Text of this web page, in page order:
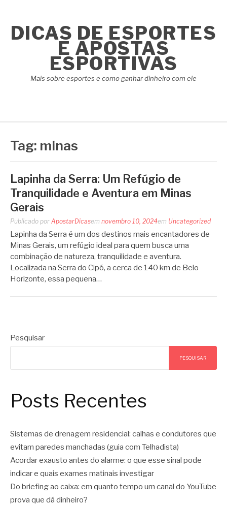
conteúdo
DICAS DE ESPORTES
E APOSTAS
ESPORTIVAS
Mais sobre esportes e como ganhar dinheiro com ele
Tag: minas
Lapinha da Serra: Um Refúgio de
Tranquilidade e Aventura em Minas
Gerais
Publicado por ApostarDicasem novembro 10, 2024em Uncategorized
Lapinha da Serra é um dos destinos mais encantadores de
Minas Gerais, um refúgio ideal para quem busca uma
combinação de natureza, tranquilidade e aventura.
Localizada na Serra do Cipó, a cerca de 140 km de Belo
Horizonte, essa pequena…
Pesquisar
PESQUISAR
Posts Recentes
Sistemas de drenagem residencial: calhas e condutores que
evitam paredes manchadas (guia com Telhadista)
Acordar exausto antes do alarme: o que esse sinal pode
indicar e quais exames matinais investigar
Do briefing ao caixa: em quanto tempo um canal do YouTube
prova que dá dinheiro?